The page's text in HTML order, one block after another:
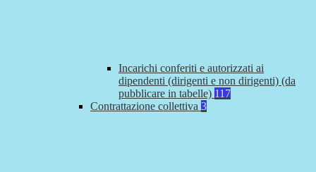
Incarichi conferiti e autorizzati ai
dipendenti (dirigenti e non dirigenti) (da
pubblicare in tabelle) 117
Contrattazione collettiva 3